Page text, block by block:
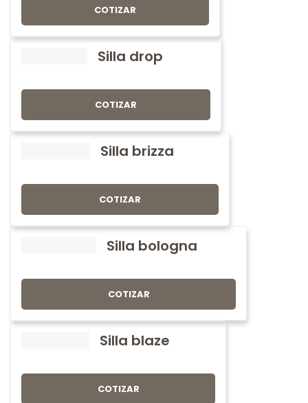
COTIZAR
Silla drop
COTIZAR
Silla brizza
COTIZAR
Silla bologna
COTIZAR
Silla blaze
COTIZAR